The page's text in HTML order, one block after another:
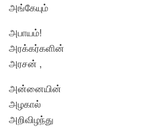
அங்கேயும்
அபாயம்!
அரக்கர்களின்
அரசன் ,
அன்னையின்
அழகால்
அறிவிழந்து